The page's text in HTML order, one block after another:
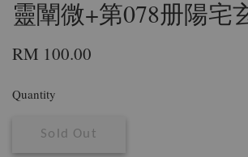
靈闡微+第078册陽宅
RM 100.00
Quantity
Sold Out